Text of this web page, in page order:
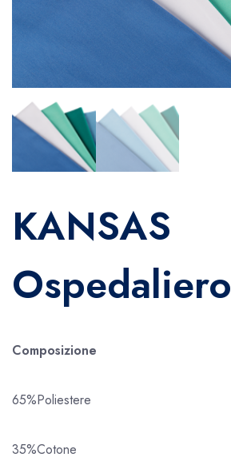
KANSAS
Ospedaliero
Composizione
65%Poliestere
35%Cotone